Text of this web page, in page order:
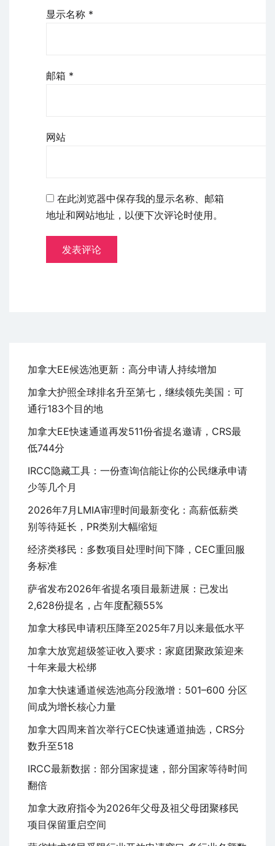
显示名称 *
邮箱 *
网站
在此浏览器中保存我的显示名称、邮箱
地址和网站地址，以便下次评论时使用。
加拿大EE候选池更新：高分申请人持续增加
加拿大护照全球排名升至第七，继续领先美国：可
通行183个目的地
加拿大EE快速通道再发511份省提名邀请，CRS最
低744分
IRCC隐藏工具：一份查询信能让你的公民继承申请
少等几个月
2026年7月LMIA审理时间最新变化：高薪低薪类
别等待延长，PR类别大幅缩短
经济类移民：多数项目处理时间下降，CEC重回服
务标准
萨省发布2026年省提名项目最新进展：已发出
2,628份提名，占年度配额55%
加拿大移民申请积压降至2025年7月以来最低水平
加拿大放宽超级签证收入要求：家庭团聚政策迎来
十年来最大松绑
加拿大快速通道候选池高分段激增：501–600 分区
间成为增长核心力量
加拿大四周来首次举行CEC快速通道抽选，CRS分
数升至518
IRCC最新数据：部分国家提速，部分国家等待时间
翻倍
加拿大政府指令为2026年父母及祖父母团聚移民
项目保留重启空间